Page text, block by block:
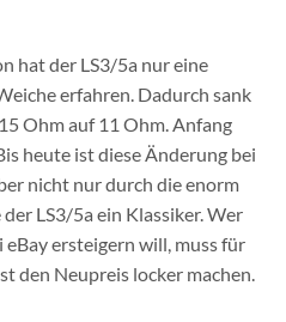
hat der LS3/5a nur eine
erfahren. Dadurch sank
Ohm auf 11 Ohm. Anfang
heute ist diese Änderung bei
nicht nur durch die enorm
LS3/5a ein Klassiker. Wer
ersteigern will, muss für
den Neupreis locker machen.